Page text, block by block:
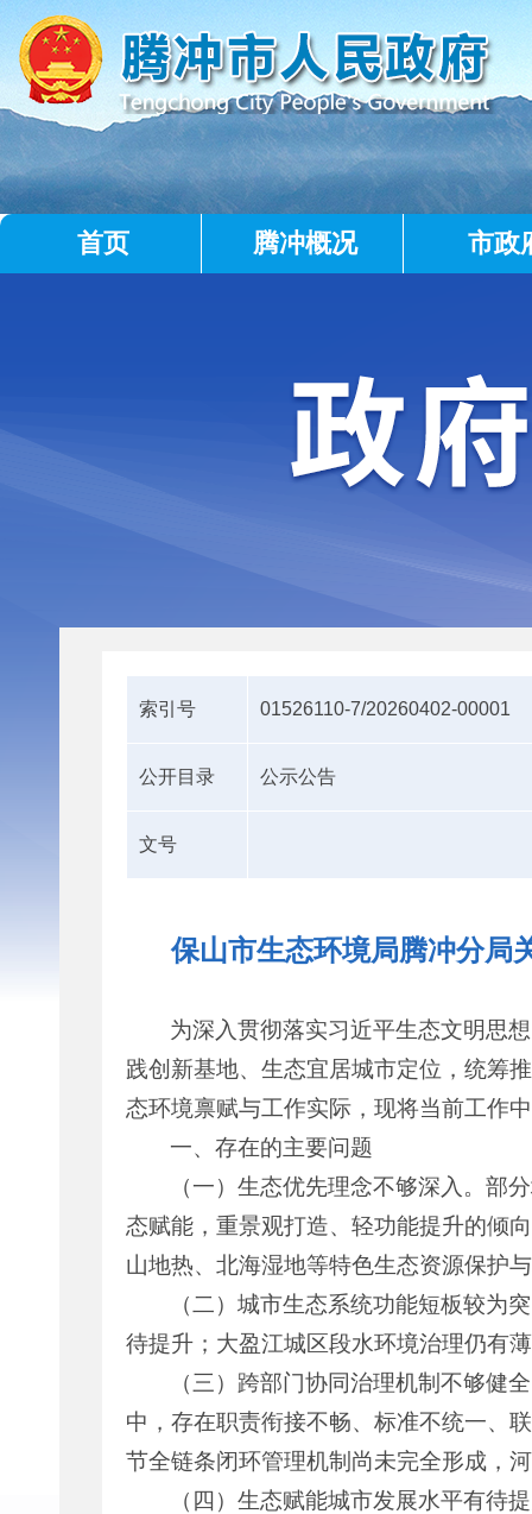
首页 腾冲概况 市政
索引号 01526110-7/20260402-00001
公开目录 公示公告
文号
保山市生态环境局腾冲分局
为深入贯彻落实习近平生态文明思
践创新基地、生态宜居城市定位，统筹
态环境禀赋与工作实际，现将当前工作
一、存在的主要问题
（一）生态优先理念不够深入。部
态赋能，重景观打造、轻功能提升的倾
山地热、北海湿地等特色生态资源保护
（二）城市生态系统功能短板较为
待提升；大盈江城区段水环境治理仍有
（三）跨部门协同治理机制不够健
中，存在职责衔接不畅、标准不统一、
节全链条闭环管理机制尚未完全形成，
（四）生态赋能城市发展水平有待